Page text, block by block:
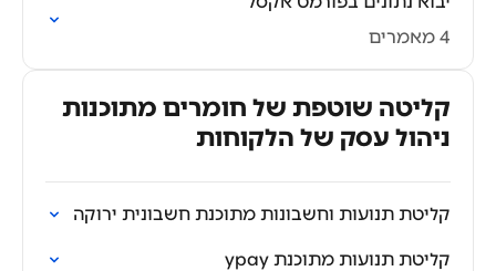
4 מאמרים
קליטה שוטפת של חומרים מתוכנות
ניהול עסק של הלקוחות
קליטת תנועות וחשבונות מתוכנת חשבונית ירוקה
קליטת תנועות מתוכנת ypay